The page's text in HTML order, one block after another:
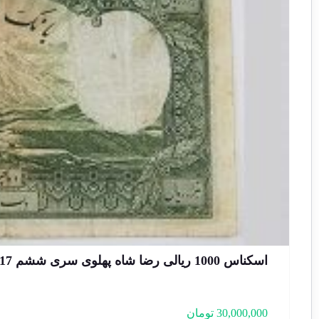
اسکناس 1000 ریالی رضا شاه پهلوی سری ششم 1317 – B840997
30,000,000 تومان